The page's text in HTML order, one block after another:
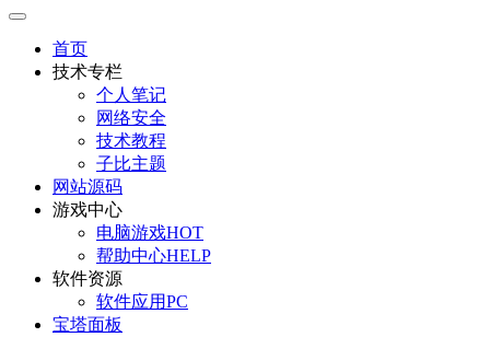
首页
技术专栏
个人笔记
网络安全
技术教程
子比主题
网站源码
游戏中心
电脑游戏HOT
帮助中心HELP
软件资源
软件应用PC
宝塔面板